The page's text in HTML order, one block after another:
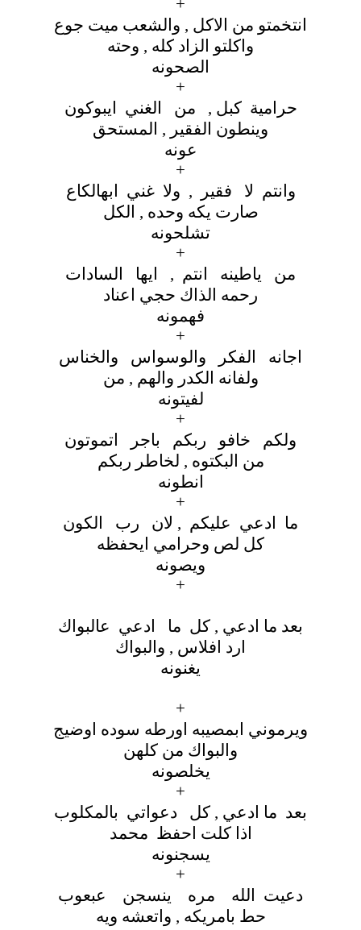
+
انتخمتو من الاكل , والشعب ميت جوع
واكلتو الزاد كله , وحته
الصحونه
+
حرامية كبل , من الغني ايبوكون
وينطون الفقير , المستحق
عونه
+
وانتم لا فقير , ولا غني ابهالكاع
صارت يكه وحده , الكل
تشلحونه
+
من ياطينه انتم , ايها السادات
رحمه الذاك حجي اعناد
فهمونه
+
اجانه الفكر والوسواس والخناس
ولفانه الكدر والهم , من
لفيتونه
+
ولكم خافو ربكم باجر اتموتون
من البكتوه , لخاطر ربكم
انطونه
+
ما ادعي عليكم , لان رب الكون
كل لص وحرامي ايحفظه
ويصونه
+
بعد ما ادعي , كل ما ادعي عالبواك
ارد افلاس , والبواك
يغنونه
+
ويرموني ابمصيبه اورطه سوده اوضيج
والبواك من كلهن
يخلصونه
+
بعد ما ادعي , كل دعواتي بالمكلوب
اذا كلت احفظ محمد
يسجنونه
+
دعيت الله مره ينسجن عبعوب
حط بامريكه , واتعشه ويه